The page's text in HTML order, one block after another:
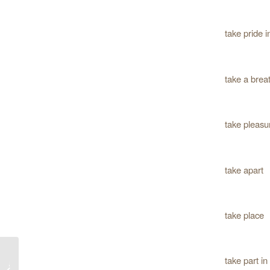
take pride
take a
take
take apart
take place
take part in